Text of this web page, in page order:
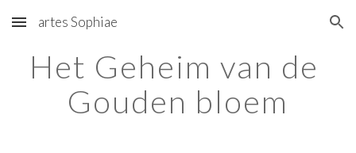
Skip to main content Skip to navigation
artes Sophiae
Het Geheim van de
Gouden bloem